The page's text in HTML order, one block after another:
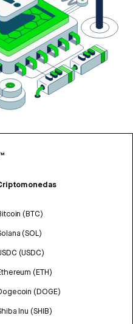
(BTC)
(SOL)
(USDC)
(ETH)
(DOGE)
Inu (SHIB)